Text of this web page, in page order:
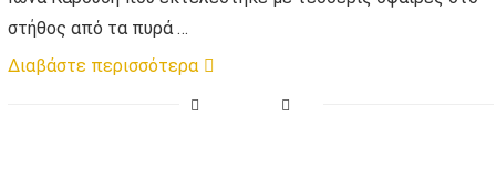
στήθος από τα πυρά …
Διαβάστε περισσότερα